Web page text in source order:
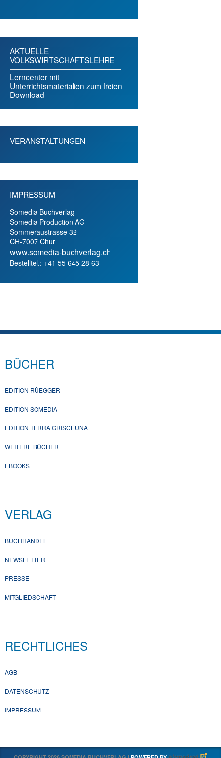
AKTUELLE
VOLKSWIRTSCHAFTSLEHRE
Lerncenter mit
Unterrichtsmaterialien zum freien
Download
VERANSTALTUNGEN
IMPRESSUM
Somedia Buchverlag
Somedia Production AG
Sommeraustrasse 32
CH-7007 Chur
www.somedia-buchverlag.ch
Bestelltel.: +41 55 645 28 63
BÜCHER
EDITION RÜEGGER
EDITION SOMEDIA
EDITION TERRA GRISCHUNA
WEITERE BÜCHER
EBOOKS
VERLAG
BUCHHANDEL
NEWSLETTER
PRESSE
MITGLIEDSCHAFT
RECHTLICHES
AGB
DATENSCHUTZ
IMPRESSUM